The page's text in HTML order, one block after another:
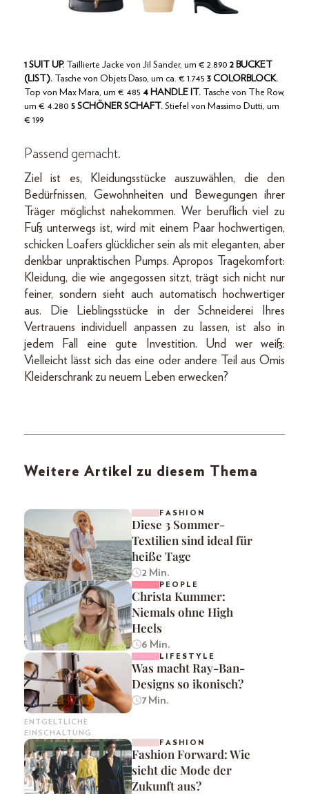
1 SUIT UP. Taillierte Jacke von Jil Sander, um € 2.890 2 BUCKET
(LIST). Tasche von Objets Daso, um ca. € 1.745 3 COLORBLOCK.
Top von Max Mara, um € 485 4 HANDLE IT. Tasche von The Row,
um € 4.280 5 SCHÖNER SCHAFT. Stiefel von Massimo Dutti, um
€ 199
Passend gemacht.
Ziel ist es, Kleidungsstücke auszuwählen, die den
Bedürfnissen, Gewohnheiten und Bewegungen ihrer
Träger möglichst nahekommen. Wer beruflich viel zu
Fuß unterwegs ist, wird mit einem Paar hochwertigen,
schicken Loafers glücklicher sein als mit eleganten, aber
denkbar unpraktischen Pumps. Apropos Tragekomfort:
Kleidung, die wie angegossen sitzt, trägt sich nicht nur
feiner, sondern sieht auch automatisch hochwertiger
aus. Die Lieblingsstücke in der Schneiderei Ihres
Vertrauens individuell anpassen zu lassen, ist also in
jedem Fall eine gute Investition. Und wer weiß:
Vielleicht lässt sich das eine oder andere Teil aus Omis
Kleiderschrank zu neuem Leben erwecken?
Weitere Artikel zu diesem Thema
FASHION
Diese 3 Sommer-
Textilien sind ideal für
heiße Tage
2 Min.
PEOPLE
Christa Kummer:
Niemals ohne High
Heels
6 Min.
ENTGELTLICHE
EINSCHALTUNG
LIFESTYLE
Was macht Ray-Ban-
Designs so ikonisch?
7 Min.
FASHION
Fashion Forward: Wie
sieht die Mode der
Zukunft aus?